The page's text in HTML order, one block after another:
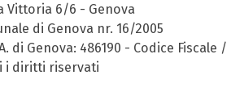
Vittoria 6/6 - Genova
di Genova nr. 16/2005
Genova: 486190 - Codice Fiscale /
i diritti riservati